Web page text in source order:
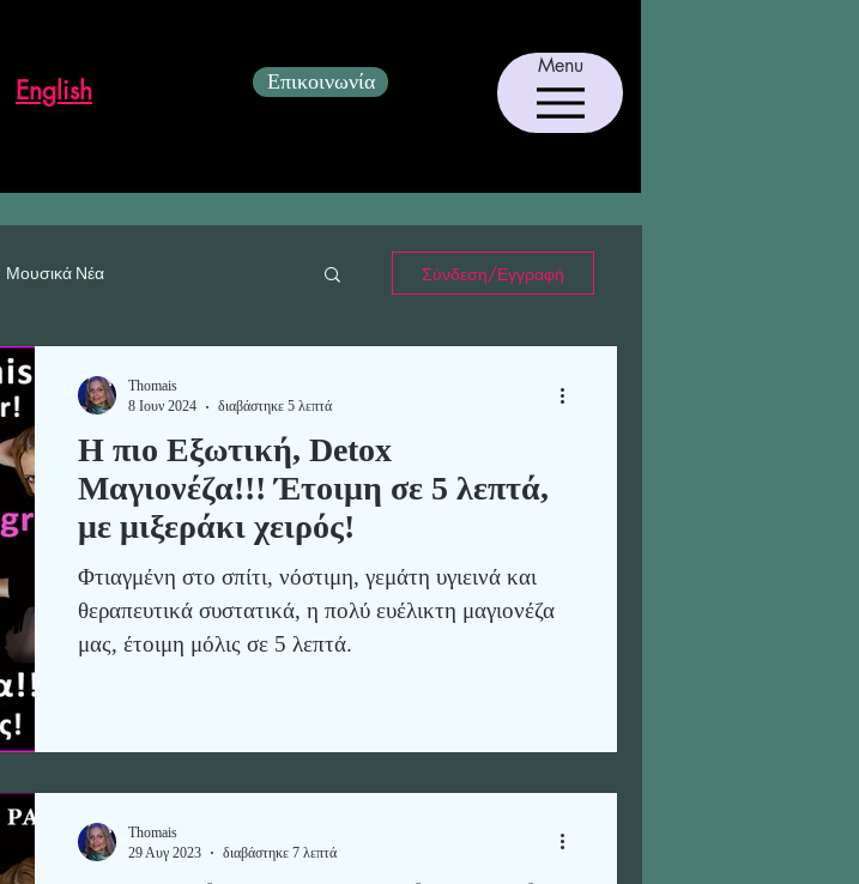
English Επικοινωνία
Menu
Μουσικά Νέα Σύνδεση/Εγγραφή
Η πιο Εξωτική, Detox
Μαγιονέζα!!! Έτοιμη σε 5 λεπτά,
με μιξεράκι χειρός!
Φτιαγμένη στο σπίτι, νόστιμη, γεμάτη υγιεινά και
θεραπευτικά συστατικά, η πολύ ευέλικτη μαγιονέζα
μας, έτοιμη μόλις σε 5 λεπτά.
Thomais
8 Ιουν 2024
διαβάστηκε 5 λεπτά
Thomais
29 Αυγ 2023
διαβάστηκε 7 λεπτά